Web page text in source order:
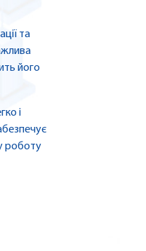
та
його
і
роботу